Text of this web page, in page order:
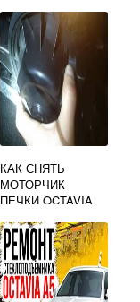
КАК СНЯТЬ
МОТОРЧИК
ПЕЧКИ OCTAVIA